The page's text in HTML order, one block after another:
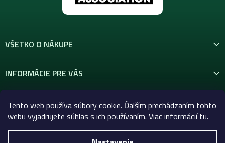
Tento web používa súbory cookie. Ďalším prechádzaním tohto
webu vyjadrujete súhlas s ich používaním. Viac informáciítu.
VŠETKO O NÁKUPE
INFORMÁCIE PRE VÁS
KONTAKT